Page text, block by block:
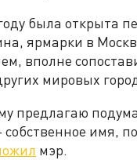
была открыта
ярмарки в
вполне
мировых
предлагаю
собственное имя,
мэр.